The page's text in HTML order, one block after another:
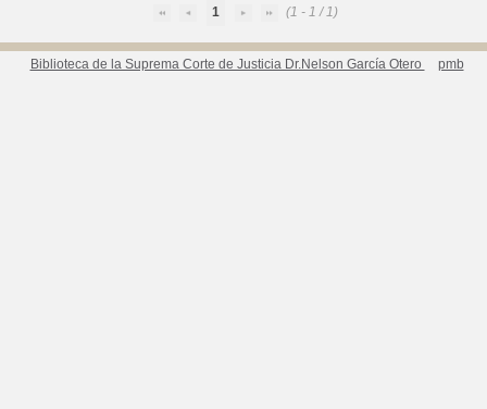
1 (1 - 1 / 1)
Biblioteca de la Suprema Corte de Justicia Dr.Nelson García Otero pmb